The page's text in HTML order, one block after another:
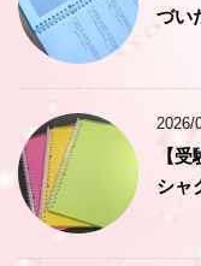
づい
2026/
【
シャ